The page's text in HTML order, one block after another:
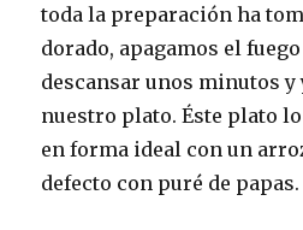
toda la preparación ha
dorado, apagamos el
descansar unos minutos y
nuestro plato. Éste plato
en forma ideal con un
defecto con puré de papas.